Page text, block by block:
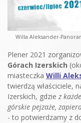
Willa Aleksander-
Plener 2021
Górach Izerskich
miasteczka Willi
twierdzą właściciele,
Izerskich, gdzie z
górskie pejzaże,
- to potwierdzamy z